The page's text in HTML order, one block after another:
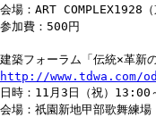
会場：ART COMPLEX1928
参加費：500円
建築フォーラム「伝統×革新
http://www.tdwa.com/
日時：11月3日（祝）
会場：祇園新地甲部歌舞練